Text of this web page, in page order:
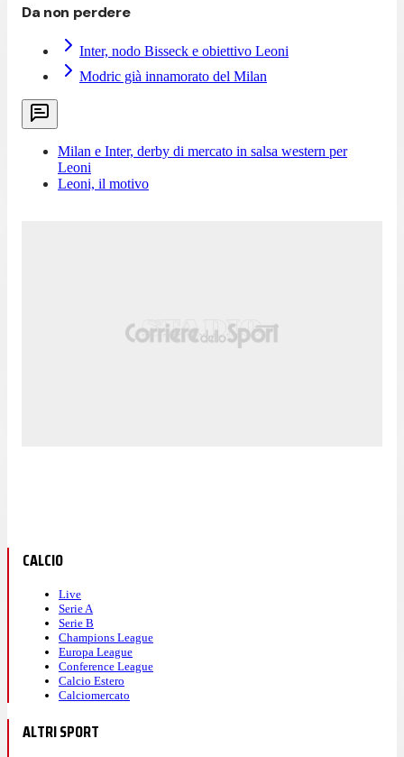
Da non perdere
Inter, nodo Bisseck e obiettivo Leoni
Modric già innamorato del Milan
Milan e Inter, derby di mercato in salsa western per
Leoni
Leoni, il motivo
CALCIO
Live
Serie A
Serie B
Champions League
Europa League
Conference League
Calcio Estero
Calciomercato
ALTRI SPORT